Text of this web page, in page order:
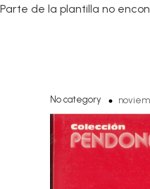
Parte de la plantilla no
No category